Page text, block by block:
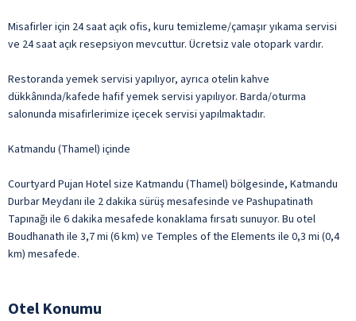
Misafirler için 24 saat açık ofis, kuru temizleme/çamaşır yıkama servisi
ve 24 saat açık resepsiyon mevcuttur. Ücretsiz vale otopark vardır.
Restoranda yemek servisi yapılıyor, ayrıca otelin kahve
dükkânında/kafede hafif yemek servisi yapılıyor. Barda/oturma
salonunda misafirlerimize içecek servisi yapılmaktadır.
Katmandu (Thamel) içinde
Courtyard Pujan Hotel size Katmandu (Thamel) bölgesinde, Katmandu
Durbar Meydanı ile 2 dakika sürüş mesafesinde ve Pashupatinath
Tapınağı ile 6 dakika mesafede konaklama fırsatı sunuyor. Bu otel
Boudhanath ile 3,7 mi (6 km) ve Temples of the Elements ile 0,3 mi (0,4
km) mesafede.
Otel Konumu